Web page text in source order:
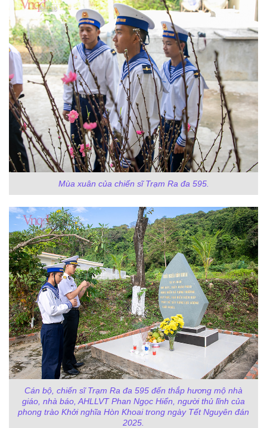
Mùa xuân của chiến sĩ Trạm Ra đa 595.
Cán bộ, chiến sĩ Trạm Ra đa 595 đến thắp hương mộ nhà
giáo, nhà báo, AHLLVT Phan Ngọc Hiển, người thủ lĩnh của
phong trào Khởi nghĩa Hòn Khoai trong ngày Tết Nguyên đán
2025.